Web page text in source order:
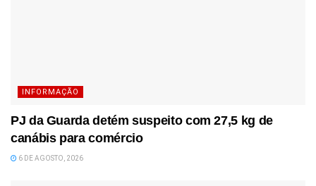
INFORMAÇÃO
PJ da Guarda detém suspeito com 27,5 kg de
canábis para comércio
6 DE AGOSTO, 2026